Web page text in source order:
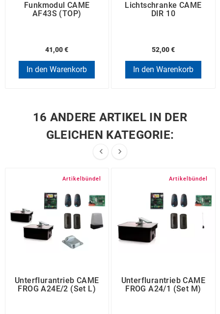
Funkmodul CAME
AF43S (TOP)
41,00 €
In den Warenkorb
Lichtschranke CAME
DIR 10
52,00 €
In den Warenkorb
16 ANDERE ARTIKEL IN DER
GLEICHEN KATEGORIE:
 
Artikelbündel
Unterflurantrieb CAME
FROG A24E/2 (Set L)
Artikelbündel
Unterflurantrieb CAME
FROG A24/1 (Set M)